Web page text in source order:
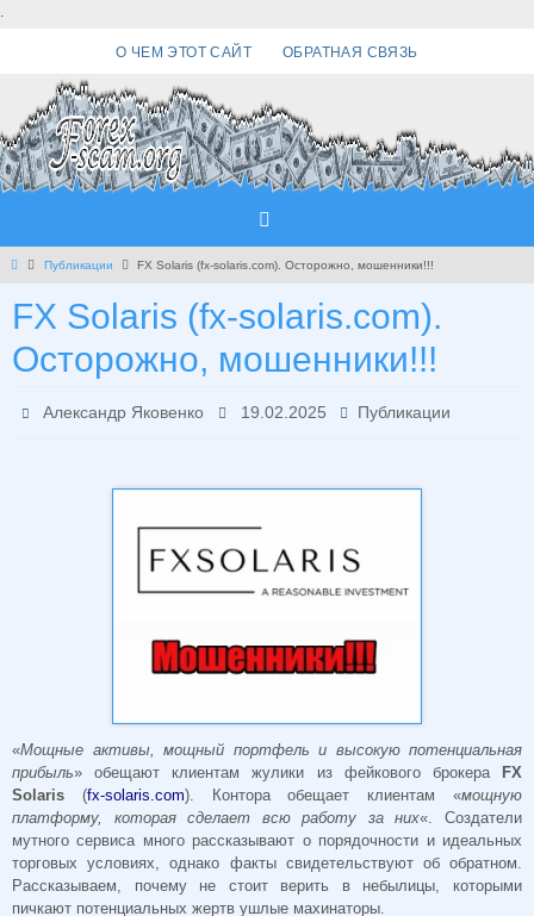
.
О ЧЕМ ЭТОТ САЙТ ОБРАТНАЯ СВЯЗЬ
Главная
Публикации FX Solaris (fx-solaris.com). Осторожно, мошенники!!!
FX Solaris (fx-solaris.com).
Осторожно, мошенники!!!
Александр Яковенко 19.02.2025 Публикации
«Мощные активы, мощный портфель и высокую потенциальная
прибыль» обещают клиентам жулики из фейкового брокера FX
Solaris (fx-solaris.com). Контора обещает клиентам «мощную
платформу, которая сделает всю работу за них«. Создатели
мутного сервиса много рассказывают о порядочности и идеальных
торговых условиях, однако факты свидетельствуют об обратном.
Рассказываем, почему не стоит верить в небылицы, которыми
пичкают потенциальных жертв ушлые махинаторы.